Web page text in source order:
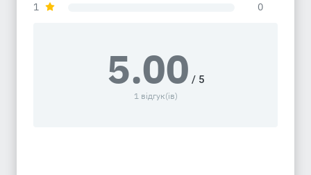
1
0
5.00 / 5
1 відгук(ів)